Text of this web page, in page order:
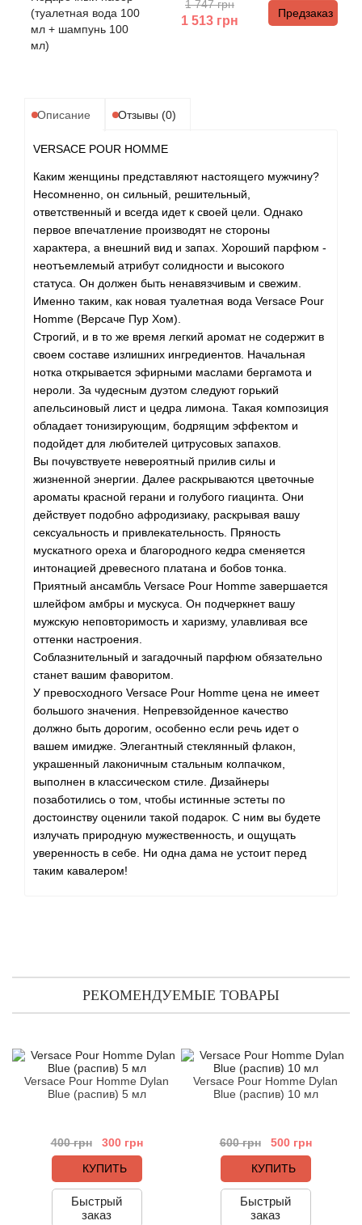
(туалетная вода 100
мл + шампунь 100
мл)
1 747 грн
1 513 грн
Предзаказ
Описание Отзывы (0)
VERSACE POUR HOMME
Каким женщины представляют настоящего мужчину?
Несомненно, он сильный, решительный,
ответственный и всегда идет к своей цели. Однако
первое впечатление производят не стороны
характера, а внешний вид и запах. Хороший парфюм -
неотъемлемый атрибут солидности и высокого
статуса. Он должен быть ненавязчивым и свежим.
Именно таким, как новая туалетная вода Versace Pour
Homme (Версаче Пур Хом).
Строгий, и в то же время легкий аромат не содержит в
своем составе излишних ингредиентов. Начальная
нотка открывается эфирными маслами бергамота и
нероли. За чудесным дуэтом следуют горький
апельсиновый лист и цедра лимона. Такая композиция
обладает тонизирующим, бодрящим эффектом и
подойдет для любителей цитрусовых запахов.
Вы почувствуете невероятный прилив силы и
жизненной энергии. Далее раскрываются цветочные
ароматы красной герани и голубого гиацинта. Они
действует подобно афродизиаку, раскрывая вашу
сексуальность и привлекательность. Пряность
мускатного ореха и благородного кедра сменяется
интонацией древесного платана и бобов тонка.
Приятный ансамбль Versace Pour Homme завершается
шлейфом амбры и мускуса. Он подчеркнет вашу
мужскую неповторимость и харизму, улавливая все
оттенки настроения.
Соблазнительный и загадочный парфюм обязательно
станет вашим фаворитом.
У превосходного Versace Pour Homme цена не имеет
большого значения. Непревзойденное качество
должно быть дорогим, особенно если речь идет о
вашем имидже. Элегантный стеклянный флакон,
украшенный лаконичным стальным колпачком,
выполнен в классическом стиле. Дизайнеры
позаботились о том, чтобы истинные эстеты по
достоинству оценили такой подарок. С ним вы будете
излучать природную мужественность, и ощущать
уверенность в себе. Ни одна дама не устоит перед
таким кавалером!
РЕКОМЕНДУЕМЫЕ ТОВАРЫ
Versace Pour Homme Dylan
Blue (распив) 5 мл
400 грн
300 грн
КУПИТЬ
Быстрый
заказ
Versace Pour Homme Dylan
Blue (распив) 10 мл
600 грн
500 грн
КУПИТЬ
Быстрый
заказ
Baldinini
Bamotte
Banana Republic
Baruti
Baviphat
BeauFort London
Bebe
Benetton
Bentley
Beso Beach
Betty Barclay
Beyonce
Bibliotheque de Parfum
Biehl Parfumkunstwerke
Bijan
Bill Blass
Biotherm
Blackglama
Blumarine
Boadicea the Victorious
Bond No.9
Bottega Veneta
Boucheron